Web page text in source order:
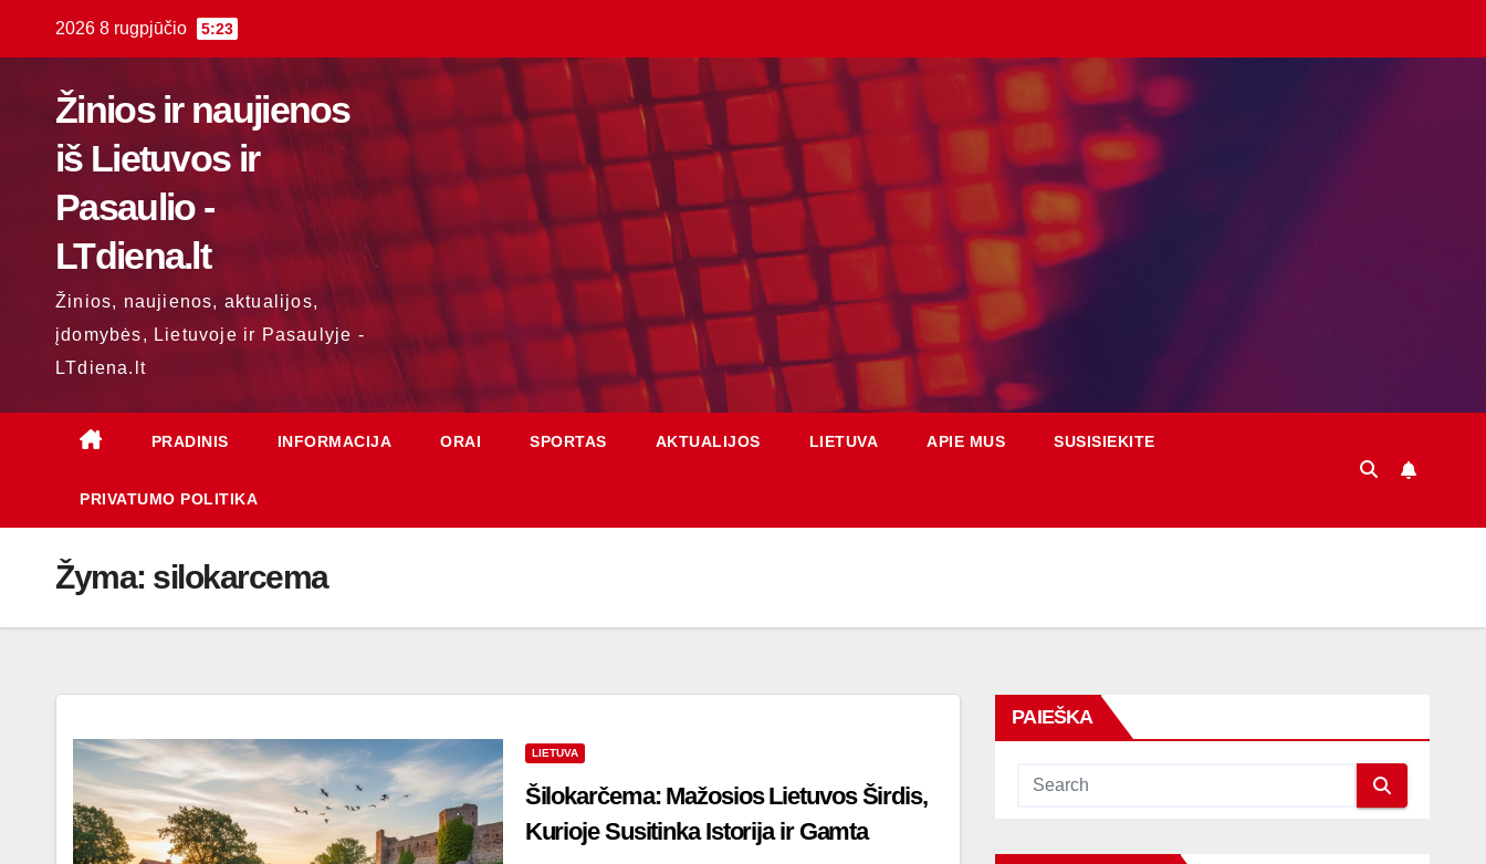
2026 8 rugpjūčio 5:23
Žinios ir naujienos
iš Lietuvos ir
Pasaulio -
LTdiena.lt
Žinios, naujienos, aktualijos,
įdomybės, Lietuvoje ir Pasaulyje -
LTdiena.lt
PRADINIS INFORMACIJA ORAI SPORTAS AKTUALIJOS LIETUVA APIE MUS SUSISIEKITE
PRIVATUMO POLITIKA
Žyma: silokarcema
LIETUVA
Šilokarčema: Mažosios Lietuvos Širdis,
Kurioje Susitinka Istorija ir Gamta
PAIEŠKA